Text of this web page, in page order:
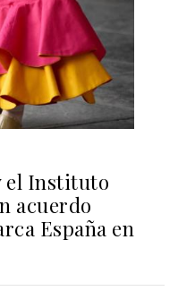
el Instituto
acuerdo
España en